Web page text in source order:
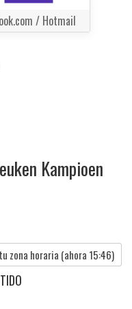
/ Hotmail
Kampioen
zona horaria (ahora 15:46)